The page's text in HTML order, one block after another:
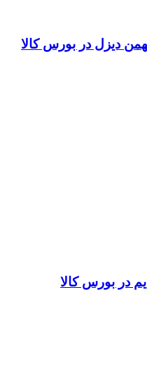
دیزل در بورس کالا
در بورس کالا